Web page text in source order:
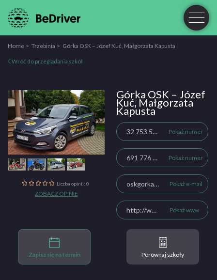
Home Trzebinia Górka OSK – Józef Kuć, Małgorzata Kapusta
Wróć do przeglądania szkół
Liczba opinii: 0
ZOBACZ OPINIE
Górka OSK – Józef
Kuć, Małgorzata
Kapusta
32 753 59 77 Pokaż numer
691 776 594 Pokaż numer
oskgorka.trzebinia@gmail.com Pokaż e-mail
http://www.oskgorka.pl/ Pokaż www
Zapisz się na termin Porównaj szkoły